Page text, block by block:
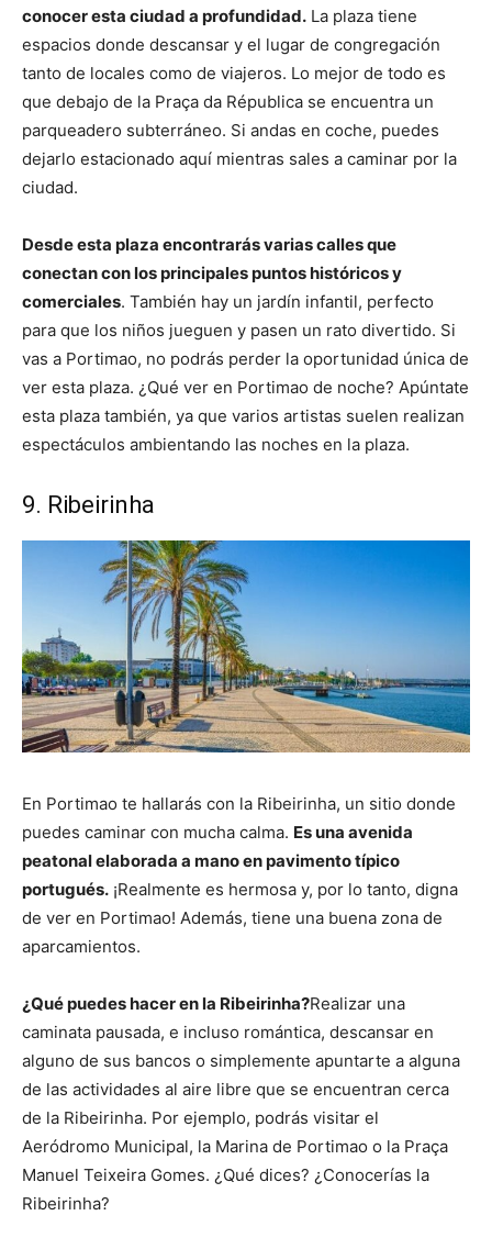
conocer esta ciudad a profundidad. La plaza tiene
espacios donde descansar y el lugar de congregación
tanto de locales como de viajeros. Lo mejor de todo es
que debajo de la Praça da Républica se encuentra un
parqueadero subterráneo. Si andas en coche, puedes
dejarlo estacionado aquí mientras sales a caminar por la
ciudad.
Desde esta plaza encontrarás varias calles que
conectan con los principales puntos históricos y
comerciales. También hay un jardín infantil, perfecto
para que los niños jueguen y pasen un rato divertido. Si
vas a Portimao, no podrás perder la oportunidad única de
ver esta plaza. ¿Qué ver en Portimao de noche? Apúntate
esta plaza también, ya que varios artistas suelen realizan
espectáculos ambientando las noches en la plaza.
9. Ribeirinha
En Portimao te hallarás con la Ribeirinha, un sitio donde
puedes caminar con mucha calma. Es una avenida
peatonal elaborada a mano en pavimento típico
portugués. ¡Realmente es hermosa y, por lo tanto, digna
de ver en Portimao! Además, tiene una buena zona de
aparcamientos.
¿Qué puedes hacer en la Ribeirinha?Realizar una
caminata pausada, e incluso romántica, descansar en
alguno de sus bancos o simplemente apuntarte a alguna
de las actividades al aire libre que se encuentran cerca
de la Ribeirinha. Por ejemplo, podrás visitar el
Aeródromo Municipal, la Marina de Portimao o la Praça
Manuel Teixeira Gomes. ¿Qué dices? ¿Conocerías la
Ribeirinha?